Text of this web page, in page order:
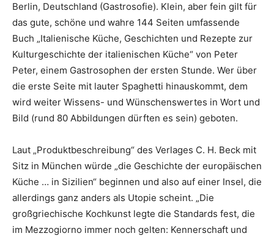
Berlin, Deutschland (Gastrosofie). Klein, aber fein gilt für
das gute, schöne und wahre 144 Seiten umfassende
Buch „Italienische Küche, Geschichten und Rezepte zur
Kulturgeschichte der italienischen Küche“ von Peter
Peter, einem Gastrosophen der ersten Stunde. Wer über
die erste Seite mit lauter Spaghetti hinauskommt, dem
wird weiter Wissens- und Wünschenswertes in Wort und
Bild (rund 80 Abbildungen dürften es sein) geboten.
Laut „Produktbeschreibung“ des Verlages C. H. Beck mit
Sitz in München würde „die Geschichte der europäischen
Küche … in Sizilien“ beginnen und also auf einer Insel, die
allerdings ganz anders als Utopie scheint. „Die
großgriechische Kochkunst legte die Standards fest, die
im Mezzogiorno immer noch gelten: Kennerschaft und